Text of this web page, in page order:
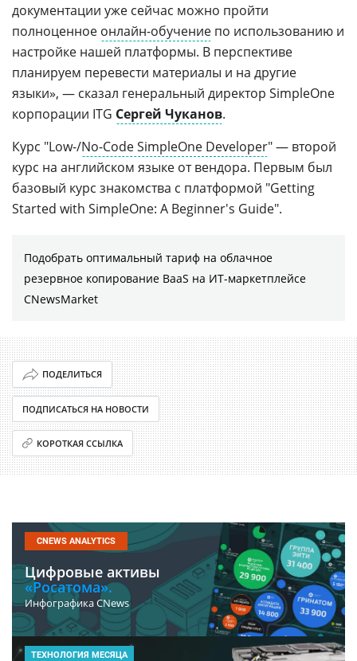
документации уже сейчас можно пройти
полноценное онлайн-обучение по использованию и
настройке нашей платформы. В перспективе
планируем перевести материалы и на другие
языки», — сказал генеральный директор SimpleOne
корпорации ITG Сергей Чуканов.
Курс "Low-/No-Code SimpleOne Developer" — второй
курс на английском языке от вендора. Первым был
базовый курс знакомства с платформой "Getting
Started with SimpleOne: A Beginner's Guide".
Подобрать оптимальный тариф на облачное
резервное копирование BaaS на ИТ-маркетплейсе
CNewsMarket
ПОДЕЛИТЬСЯ
ПОДПИСАТЬСЯ НА НОВОСТИ
КОРОТКАЯ ССЫЛКА
CNEWS ANALYTICS
Цифровые активы
«Росатома».
Инфографика CNews
ТЕХНОЛОГИЯ МЕСЯЦА